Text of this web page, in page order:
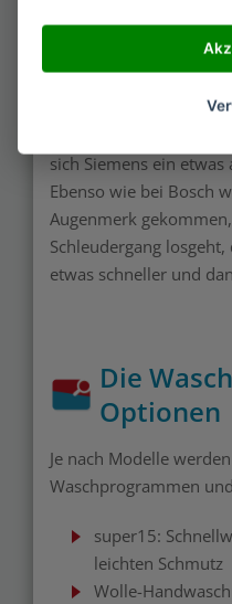
denn die Auswahl ist
Sensors erkennt, ob
sich Siemens ein
Ebenso wie bei Bosch
Augenmerk
Schleudergang
etwas schneller und
Die
Optionen
Je nach Modelle
Waschprogrammen
super15:
leichten Schmutz
Wolle-